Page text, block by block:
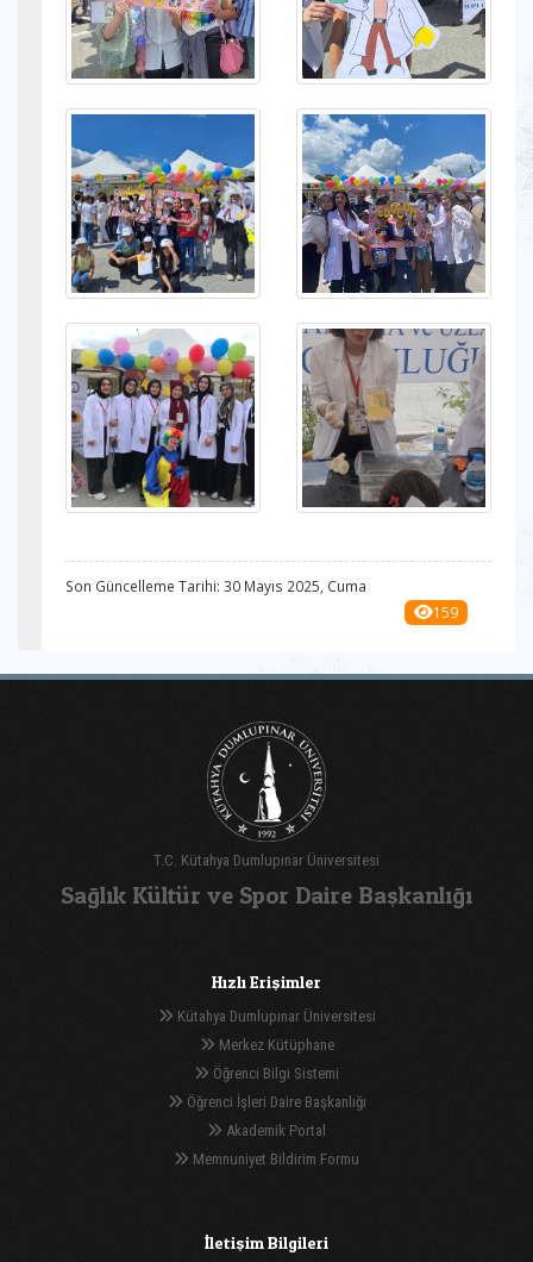
Son Güncelleme Tarihi: 30 Mayıs 2025, Cuma
159
T.C. Kütahya Dumlupınar Üniversitesi
Sağlık Kültür ve Spor Daire Başkanlığı
Hızlı Erişimler
Kütahya Dumlupınar Üniversitesi
Merkez Kütüphane
Öğrenci Bilgi Sistemi
Öğrenci İşleri Daire Başkanlığı
Akademik Portal
Memnuniyet Bildirim Formu
İletişim Bilgileri